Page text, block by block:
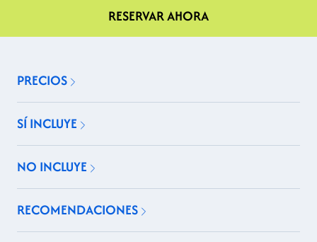
RESERVAR AHORA
PRECIOS
SÍ INCLUYE
NO INCLUYE
RECOMENDACIONES